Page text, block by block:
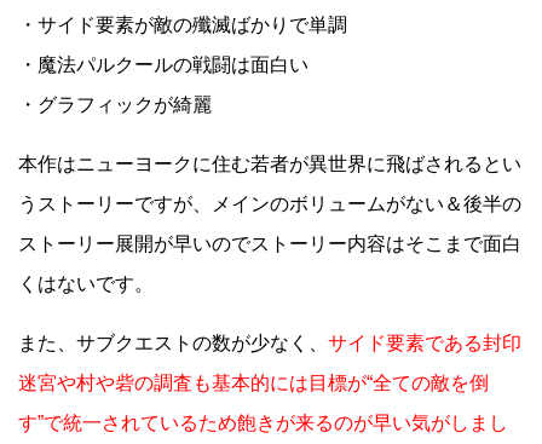
・サイド要素が敵の殲滅ばかりで単調
・魔法パルクールの戦闘は面白い
・グラフィックが綺麗
本作はニューヨークに住む若者が異世界に飛ばされるとい
うストーリーですが、メインのボリュームがない＆後半の
ストーリー展開が早いのでストーリー内容はそこまで面白
くはないです。
また、サブクエストの数が少なく、 サイド要素である封印
迷宮や村や砦の調査も基本的には目標が“全ての敵を倒
す”で統一されているため飽きが来るのが早い気がしまし